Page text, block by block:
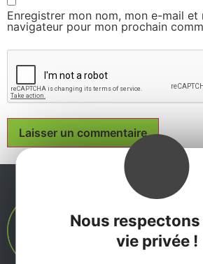
Nous
vie privée !
Enregistrer mon nom, mon e-mail et
navigateur pour mon prochain